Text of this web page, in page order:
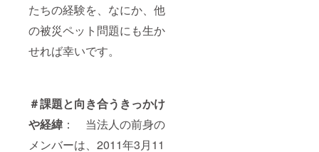
たちの経験を、なにか、他
の被災ペット問題にも生か
せれば幸いです。
＃課題と向き合うきっかけ
や経緯 ： 当法人の前身の
メンバーは、2011年3月11